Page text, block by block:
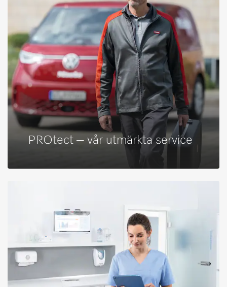
PROtect – vår utmärkta service